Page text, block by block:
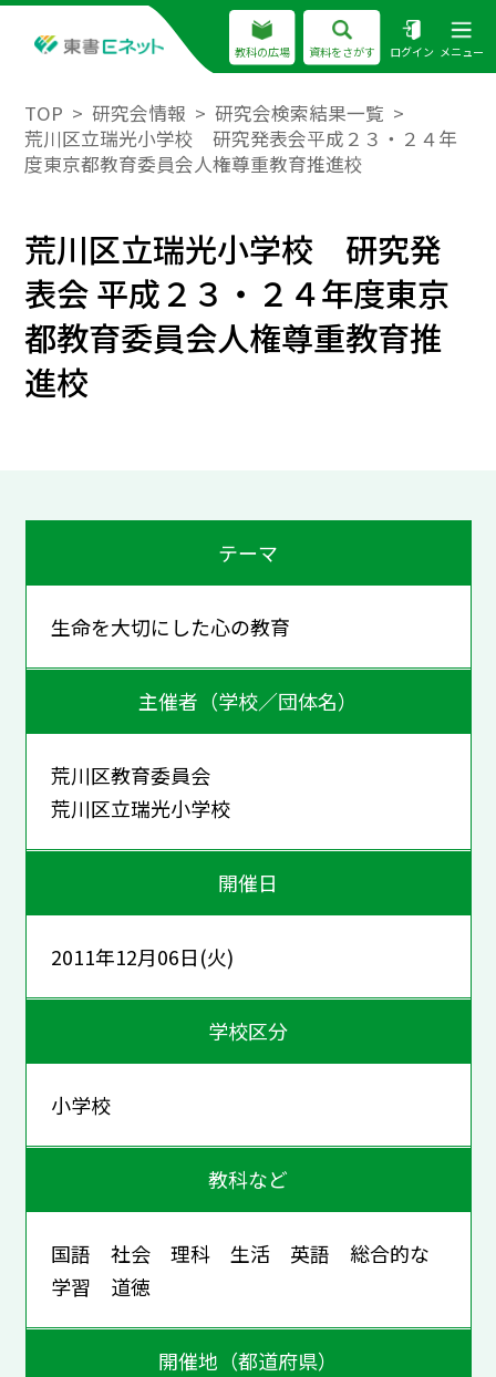
教科の広場 資料をさがす ログイン メニュー
TOP 研究会情報
研究会検索結果一覧
荒川区立瑞光小学校 研究発表会平成２３・２４年
度東京都教育委員会人権尊重教育推進校
荒川区立瑞光小学校 研究発
表会 平成２３・２４年度東京
都教育委員会人権尊重教育推
進校
テーマ
生命を大切にした心の教育
主催者（学校／団体名）
荒川区教育委員会
荒川区立瑞光小学校
開催日
2011年12月06日(火)
学校区分
小学校
教科など
国語 社会 理科 生活 英語 総合的な
学習 道徳
開催地（都道府県）